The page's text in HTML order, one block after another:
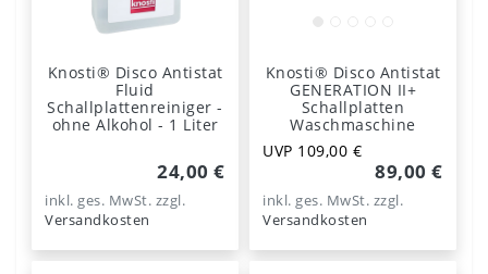
Knosti® Disco Antistat
Fluid
Schallplattenreiniger -
ohne Alkohol - 1 Liter
24,00 €
inkl. ges. MwSt. zzgl.
Versandkosten
Knosti® Disco Antistat
GENERATION II+
Schallplatten
Waschmaschine
UVP 109,00 €
89,00 €
inkl. ges. MwSt. zzgl.
Versandkosten